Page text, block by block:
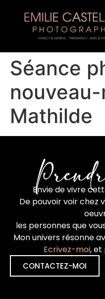
Séance
nouveau-
Mathilde
Envie de vivre
De pouvoir voir chez
les personnes que
Mon univers résonne
Ecrivez-moi, et
CONTACTEZ-MOI